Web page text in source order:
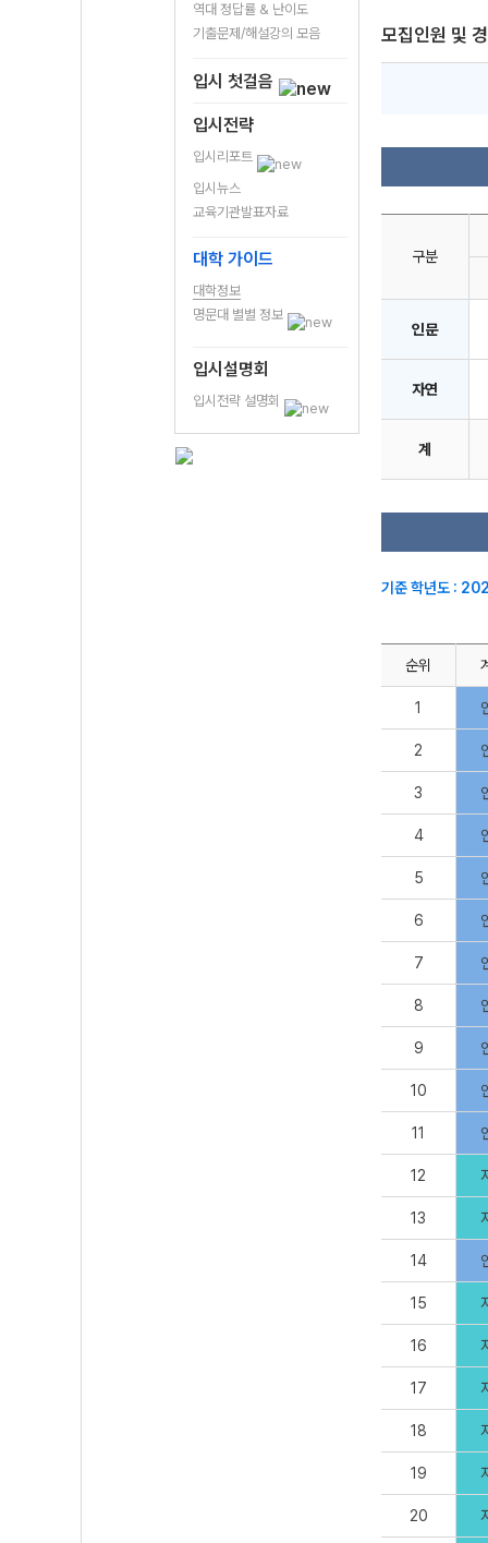
역대 정답률 & 난이도
기출문제/해설강의 모음
입시 첫걸음
입시전략
입시리포트
입시뉴스
교육기관발표자료
대학 가이드
대학정보
명문대 별별 정보
입시설명회
입시전략 설명회
모집인원 및
구분
인문
자연
계
기준 학년도 :
순위
1
2
3
4
5
6
7
8
9
10
11
12
13
14
15
16
17
18
19
20